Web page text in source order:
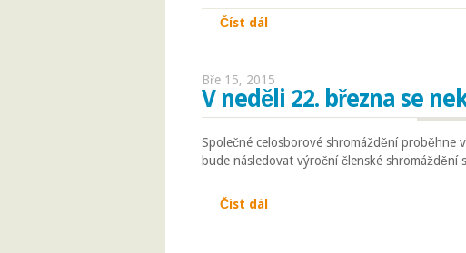
Číst dál
Bře 15, 2015
V neděli 22. března se
Společné celosborové shromáždění proběhne
bude následovat výroční členské shromáždění
Číst dál